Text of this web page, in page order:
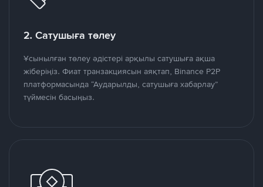
2. Сатушыға төлеу
Ұсынылған төлеу әдістері арқылы сатушыға ақша
жіберіңіз. Фиат транзакциясын аяқтап, Binance P2P
платформасында “Аударылды, сатушыға хабарлау”
түймесін басыңыз.